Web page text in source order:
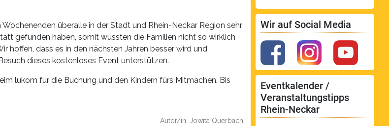
überalle in der Stadt und Rhein-Neckar Region sehr
gefunden haben, somit wussten die Familien nicht so wirklich
hoffen, dass es in den nächsten Jahren besser wird und
dieses kostenloses Event unterstützen.
lukom für die Buchung und den Kindern fürs Mitmachen. Bis
Autor/in: Jowita Querbach
Wir auf Social Media
Eventkalender /
Veranstaltungstipps
Rhein-Neckar